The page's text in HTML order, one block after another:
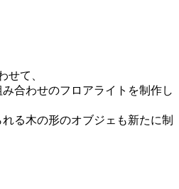
せて、
合わせのフロアライトを制作し
る木の形のオブジェも新たに制